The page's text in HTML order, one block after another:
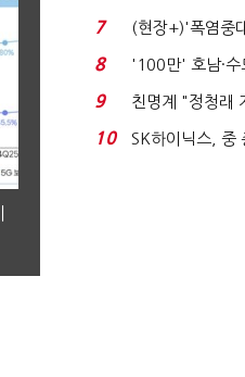
침체에 재무 ...
7
(현장+)'폭염중
노동자는 강행
8
'100만' 호남·
주일
9
친명계 "정청래
친청계 "신천지
10
SK하이닉스, 중